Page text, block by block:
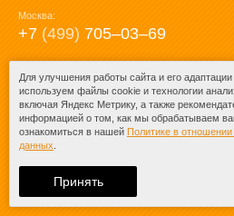
Москва:
+7 (499) 705‒03‒69
E-mail:
mail@posuda40.ru
При любом копировании информации
ссылка на
Для улучшения работы сайта и его
используем файлы cookie и технологии
включая Яндекс Метрику, а также
информацией о том, как мы обрабатываем
ознакомиться в нашей Политике в
данных
Принять